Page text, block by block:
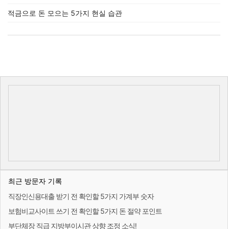
적금으로 돈 모으는 5가지 현실 습관
최근 방문자 기록
직장인신용대출 받기 전 확인할 5가지 가계부 숫자
보험비교사이트 쓰기 전 확인할 5가지 돈 절약 포인트
부단체장 직급 지방부이시관 상향 조정 소식!